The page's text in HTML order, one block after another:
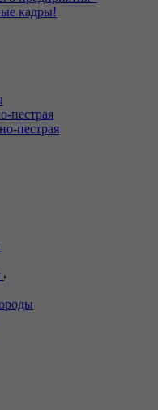
кадры!
пестрая
пестрая